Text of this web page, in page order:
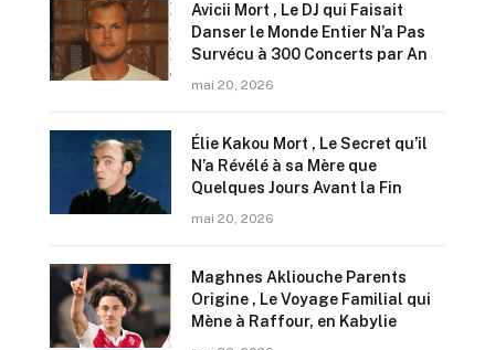
Avicii Mort , Le DJ qui Faisait
Danser le Monde Entier N’a Pas
Survécu à 300 Concerts par An
mai 20, 2026
Élie Kakou Mort , Le Secret qu’il
N’a Révélé à sa Mère que
Quelques Jours Avant la Fin
mai 20, 2026
Maghnes Akliouche Parents
Origine , Le Voyage Familial qui
Mène à Raffour, en Kabylie